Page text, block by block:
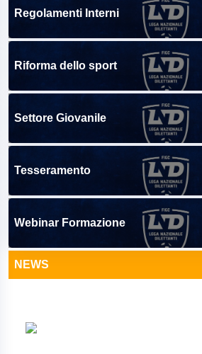
Regolamenti Interni
Riforma dello sport
Settore Giovanile
Tesseramento
Webinar Formazione
NEWS